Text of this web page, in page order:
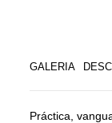
GALERIA
Práctica,